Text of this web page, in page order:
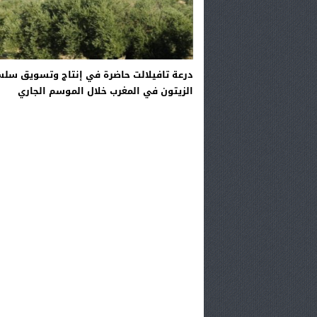
درعة تافيلالت حاضرة في إنتاج وتسويق
الزيتون في المغرب خلال الموسم الجاري